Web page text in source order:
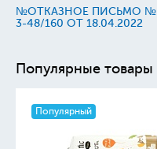
№ОТКАЗНОЕ ПИСЬМО №
3-48/160 ОТ 18.04.2022
Популярные товары
Популярный